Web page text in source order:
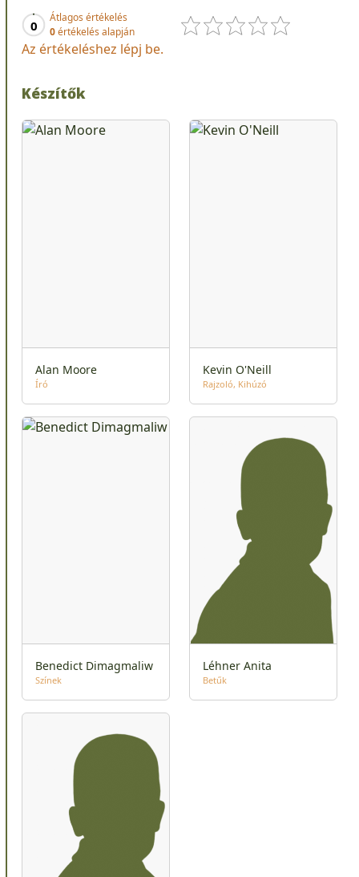
0
Átlagos értékelés
0értékelés alapján
Az értékeléshez lépj be.
Készítők
Alan Moore
Író
Kevin O'Neill
Rajzoló Kihúzó
Benedict Dimagmaliw
Színek
Léhner Anita
Betűk